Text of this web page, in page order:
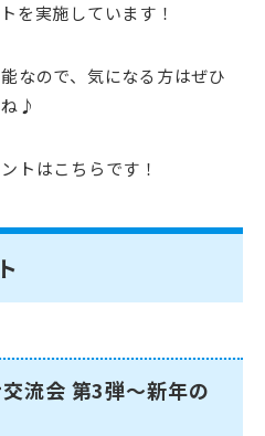
を実施しています！
なので、気になる方はぜひ
♪
トはこちらです！
流会 第3弾～新年の